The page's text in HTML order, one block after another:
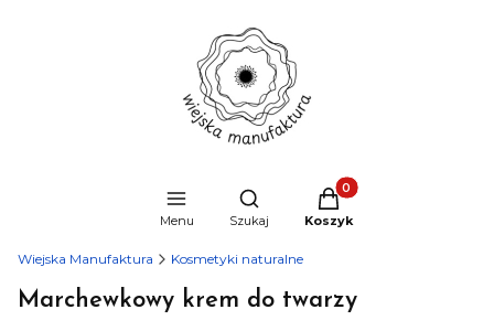
Menu
Otwórz wyszukiwarkę
Szukaj
Produkty w koszyku:
Koszyk
Wiejska Manufaktura Kosmetyki naturalne
Marchewkowy krem do twarzy